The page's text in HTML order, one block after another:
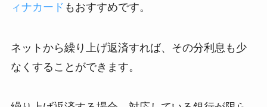
ィナカード もおすすめです。
ネットから繰り上げ返済すれば、その分利息も少
なくすることができます。